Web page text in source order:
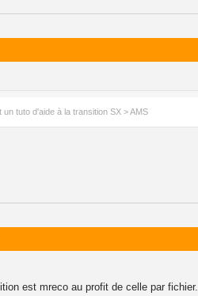
tuto d'aide à la transition SX > AMS
est mreco au profit de celle par fichier.